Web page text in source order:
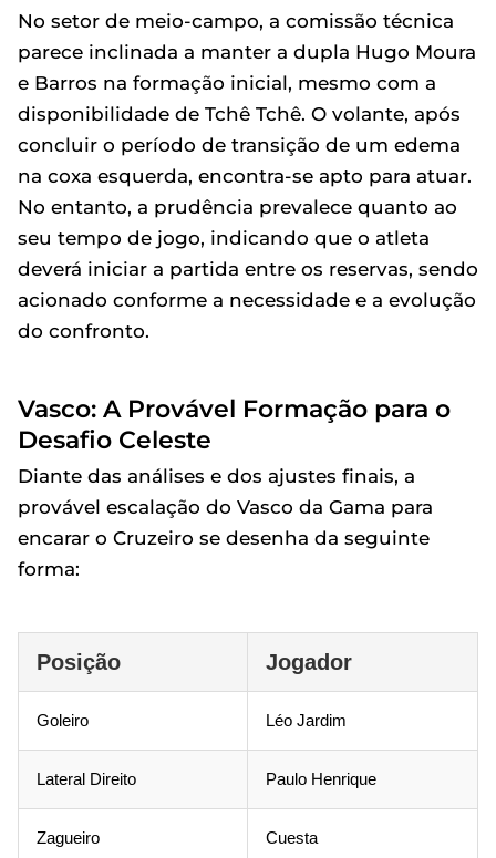
No setor de meio-campo, a comissão técnica
parece inclinada a manter a dupla Hugo Moura
e Barros na formação inicial, mesmo com a
disponibilidade de Tchê Tchê. O volante, após
concluir o período de transição de um edema
na coxa esquerda, encontra-se apto para atuar.
No entanto, a prudência prevalece quanto ao
seu tempo de jogo, indicando que o atleta
deverá iniciar a partida entre os reservas, sendo
acionado conforme a necessidade e a evolução
do confronto.
Vasco: A Provável Formação para o
Desafio Celeste
Diante das análises e dos ajustes finais, a
provável escalação do Vasco da Gama para
encarar o Cruzeiro se desenha da seguinte
forma:
Posição Jogador
Goleiro Léo Jardim
Lateral Direito Paulo Henrique
Zagueiro Cuesta